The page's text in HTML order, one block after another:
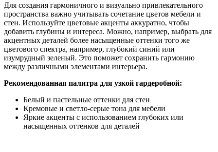
Для создания гармоничного и визуально привлекательного
пространства важно учитывать сочетание цветов мебели и
стен. Используйте цветовые акценты аккуратно, чтобы
добавить глубины и интереса. Можно, например, выбрать для
акцентных деталей более насыщенные оттенки того же
цветового спектра, например, глубокий синий или
изумрудный зеленый. Это поможет сохранить гармонию
между различными элементами интерьера.
Рекомендованная палитра для узкой гардеробной:
Белый и пастельные оттенки для стен
Кремовые и светло-серые тона для мебели
Яркие акценты с использованием глубоких или
насыщенных оттенков для деталей